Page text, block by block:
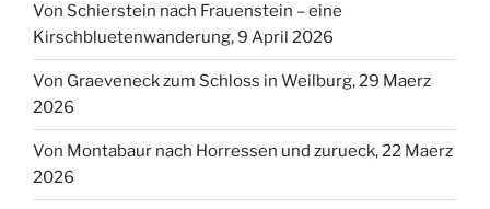
Von Schierstein nach Frauenstein – eine
Kirschbluetenwanderung, 9 April 2026
Von Graeveneck zum Schloss in Weilburg, 29 Maerz
2026
Von Montabaur nach Horressen und zurueck, 22 Maerz
2026